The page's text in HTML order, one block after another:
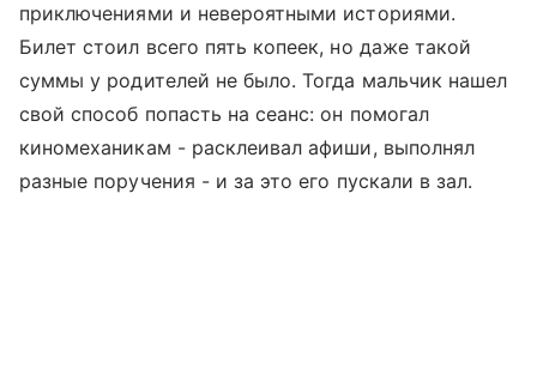
приключениями и невероятными историями.
Билет стоил всего пять копеек, но даже такой
суммы у родителей не было. Тогда мальчик нашел
свой способ попасть на сеанс: он помогал
киномеханикам - расклеивал афиши, выполнял
разные поручения - и за это его пускали в зал.